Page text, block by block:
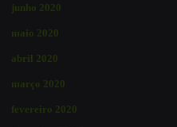
junho 2020
maio 2020
abril 2020
março 2020
fevereiro 2020